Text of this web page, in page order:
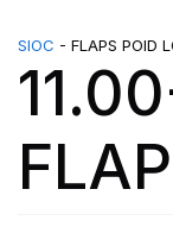
SIOC - FLAPS POID
FLAP